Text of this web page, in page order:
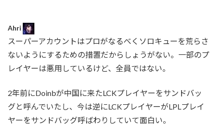
Ahri
スーパーアカウントはプロがなるべくソロキューを荒らさ
ないようにするための措置だからしょうがない。一部のプ
レイヤーは悪用しているけど、全員ではない。
2年前にDoinbが中国に来たLCKプレイヤーをサンドバッ
グと呼んでいたし、今は逆にLCKプレイヤーがLPLプレイ
ヤーをサンドバッグ呼ばわりしていて面白い。